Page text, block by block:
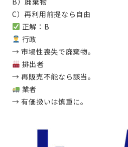
C）再利用前提なら自由
正解：B
行政
→ 市場性喪失で廃棄物。
排出者
→ 再販売不能なら該当。
業者
→ 有価扱いは慎重に。